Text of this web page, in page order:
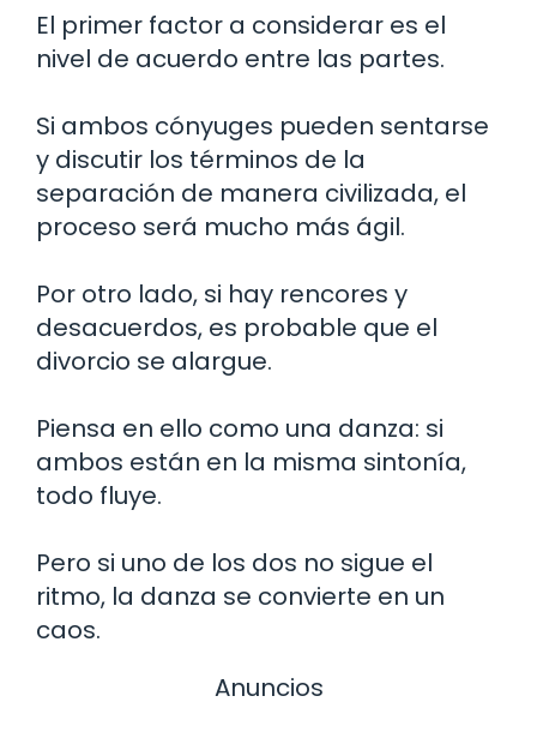
El primer factor a considerar es el
nivel de acuerdo entre las partes.
Si ambos cónyuges pueden sentarse
y discutir los términos de la
separación de manera civilizada, el
proceso será mucho más ágil.
Por otro lado, si hay rencores y
desacuerdos, es probable que el
divorcio se alargue.
Piensa en ello como una danza: si
ambos están en la misma sintonía,
todo fluye.
Pero si uno de los dos no sigue el
ritmo, la danza se convierte en un
caos.
Anuncios